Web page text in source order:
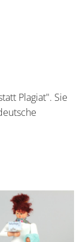
Plagiat". Sie